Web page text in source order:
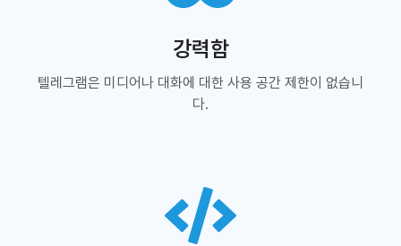
강력함
텔레그램은 미디어나 대화에 대한 사용 공간 제한이 없습니
다.